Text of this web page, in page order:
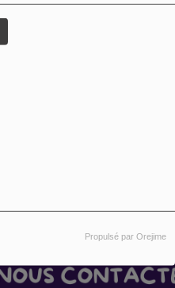
Propulsé par Orejime